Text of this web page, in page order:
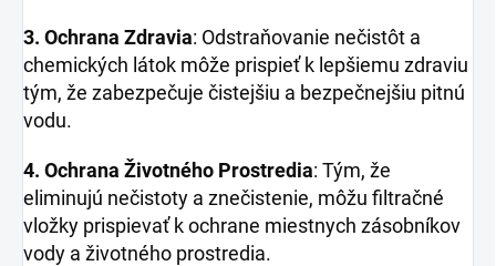
3. Ochrana Zdravia: Odstraňovanie nečistôt a
chemických látok môže prispieť k lepšiemu zdraviu
tým, že zabezpečuje čistejšiu a bezpečnejšiu pitnú
vodu.
4. Ochrana Životného Prostredia: Tým, že
eliminujú nečistoty a znečistenie, môžu filtračné
vložky prispievať k ochrane miestnych zásobníkov
vody a životného prostredia.